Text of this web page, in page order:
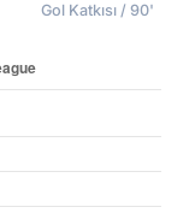
Gol Katkısı / 90'